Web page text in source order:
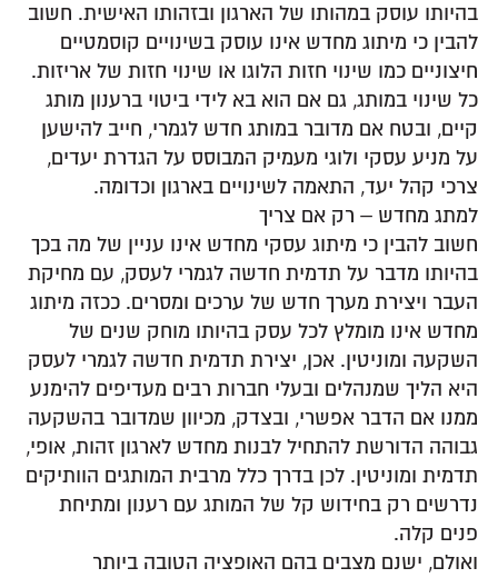
בהיותו עוסק במהותו של הארגון ובזהותו האישית. חשוב
להבין כי מיתוג מחדש אינו עוסק בשינויים קוסמטיים
חיצוניים כמו שינוי חזות הלוגו או שינוי חזות של אריזות.
כל שינוי במותג, גם אם הוא בא לידי ביטוי ברענון מותג
קיים, ובטח אם מדובר במותג חדש לגמרי, חייב להישען
על מניע עסקי ולוגי מעמיק המבוסס על הגדרת יעדים,
צרכי קהל יעד, התאמה לשינויים בארגון וכדומה.
למתג מחדש – רק אם צריך
חשוב להבין כי מיתוג עסקי מחדש אינו עניין של מה בכך
בהיותו מדבר על תדמית חדשה לגמרי לעסק, עם מחיקת
העבר ויצירת מערך חדש של ערכים ומסרים. ככזה מיתוג
מחדש אינו מומלץ לכל עסק בהיותו מוחק שנים של
השקעה ומוניטין. אכן, יצירת תדמית חדשה לגמרי לעסק
היא הליך שמנהלים ובעלי חברות רבים מעדיפים להימנע
ממנו אם הדבר אפשרי, ובצדק, מכיוון שמדובר בהשקעה
גבוהה הדורשת להתחיל לבנות מחדש לארגון זהות, אופי,
תדמית ומוניטין. לכן בדרך כלל מרבית המותגים הוותיקים
נדרשים רק בחידוש קל של המותג עם רענון ומתיחת
פנים קלה.
ואולם, ישנם מצבים בהם האופציה הטובה ביותר